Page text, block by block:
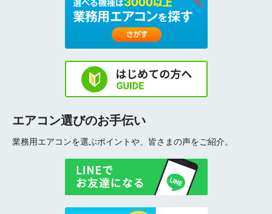
エアコン選びのお手伝い
業務用エアコンを選ぶポイントや、皆さまの声をご紹介。